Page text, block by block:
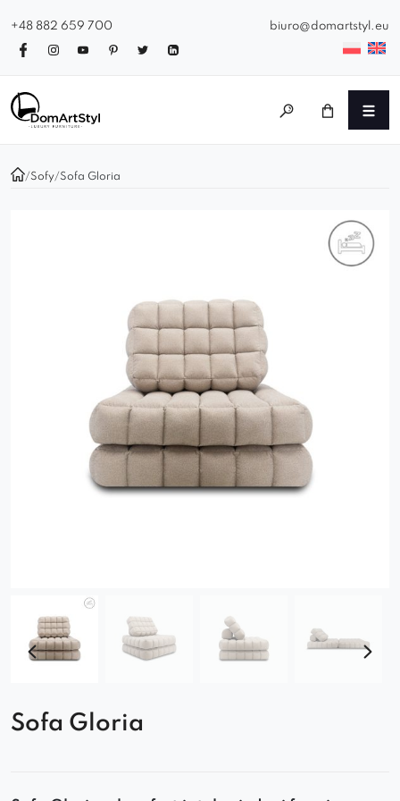
+48 882 659 700 biuro@domartstyl.eu
/Sofy/Sofa Gloria
Sofa Gloria